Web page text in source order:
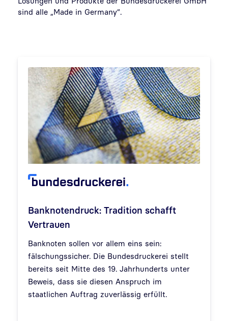
sind alle „Made in Germany“.
Banknotendruck: Tradition schafft
Vertrauen
Banknoten sollen vor allem eins sein:
fälschungssicher. Die Bundesdruckerei stellt
bereits seit Mitte des 19. Jahrhunderts unter
Beweis, dass sie diesen Anspruch im
staatlichen Auftrag zuverlässig erfüllt.